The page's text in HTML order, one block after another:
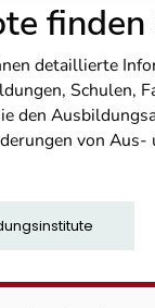
detaillierte
Schulen,
den
von